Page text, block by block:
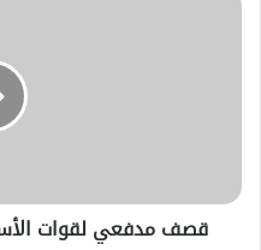
قصف مدفعي لقوات